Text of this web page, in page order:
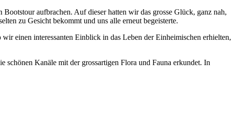
aufbrachen. Auf dieser hatten wir das grosse Glück, ganz nah,
zu Gesicht bekommt und uns alle erneut begeisterte.
einen interessanten Einblick in das Leben der Einheimischen erhielten,
schönen Kanäle mit der grossartigen Flora und Fauna erkundet. In